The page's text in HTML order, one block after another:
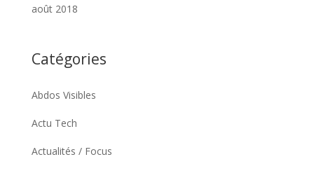
août 2018
Catégories
Abdos Visibles
Actu Tech
Actualités / Focus